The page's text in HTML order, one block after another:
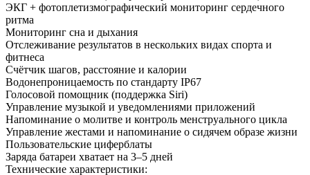
ЭКГ + фотоплетизмографический мониторинг сердечного
ритма
Мониторинг сна и дыхания
Отслеживание результатов в нескольких видах спорта и
фитнеса
Счётчик шагов, расстояние и калории
Водонепроницаемость по стандарту IP67
Голосовой помощник (поддержка Siri)
Управление музыкой и уведомлениями приложений
Напоминание о молитве и контроль менструального цикла
Управление жестами и напоминание о сидячем образе жизни
Пользовательские циферблаты
Заряда батареи хватает на 3–5 дней
Технические характеристики: